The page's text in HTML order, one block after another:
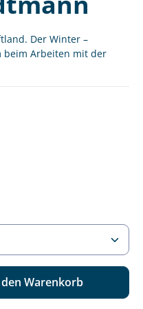
Der Winter –
beim Arbeiten mit der
Wert
Warenkorb